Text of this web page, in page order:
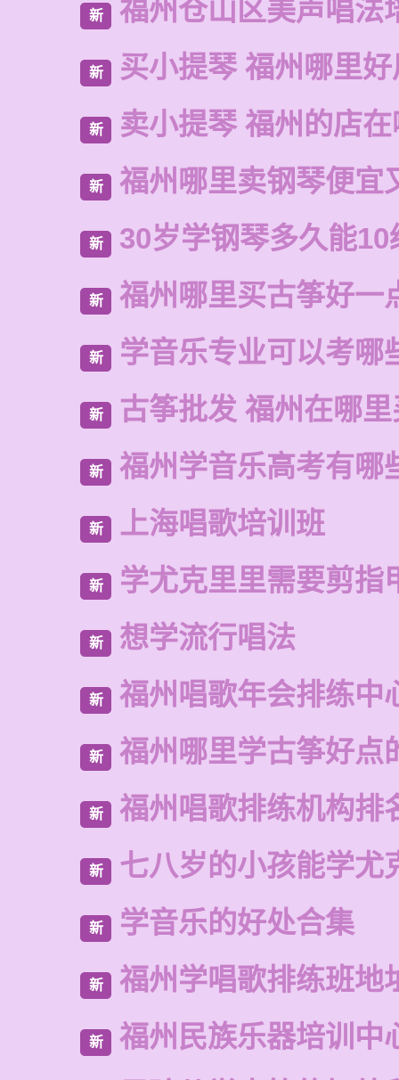
新 福州仓山区美声唱法
新 买小提琴 福州哪里
新 卖小提琴 福州的店
新 福州哪里卖钢琴便宜
新 30岁学钢琴多久能10
新 福州哪里买古筝好一
新 学音乐专业可以考哪
新 古筝批发 福州在哪
新 福州学音乐高考有哪
新 上海唱歌培训班
新 学尤克里里需要剪指
新 想学流行唱法
新 福州唱歌年会排练中
新 福州哪里学古筝好点
新 福州唱歌排练机构排
新 七八岁的小孩能学尤
新 学音乐的好处合集
新 福州学唱歌排练班地
新 福州民族乐器培训中